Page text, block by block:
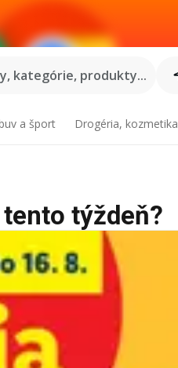
kategórie, produkty...
a šport Drogéria, kozmetika
týždeň?